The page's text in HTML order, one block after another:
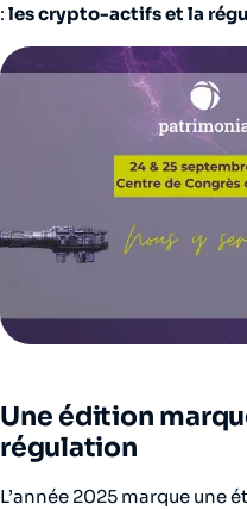
: les crypto-actifs et la
Une édition
régulation
L’année 2025 marque une